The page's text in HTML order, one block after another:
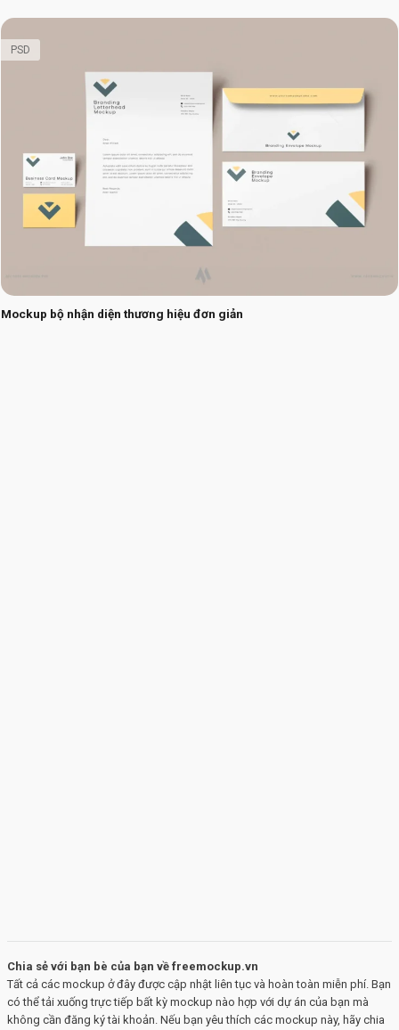
Mockup bộ nhận diện thương hiệu đơn giản
PSD
Chia sẻ với bạn bè của bạn về freemockup.vn
Tất cả các mockup ở đây được cập nhật liên tục và hoàn toàn miễn phí. Bạn
có thể tải xuống trực tiếp bất kỳ mockup nào hợp với dự án của bạn mà
không cần đăng ký tài khoản. Nếu bạn yêu thích các mockup này, hãy chia